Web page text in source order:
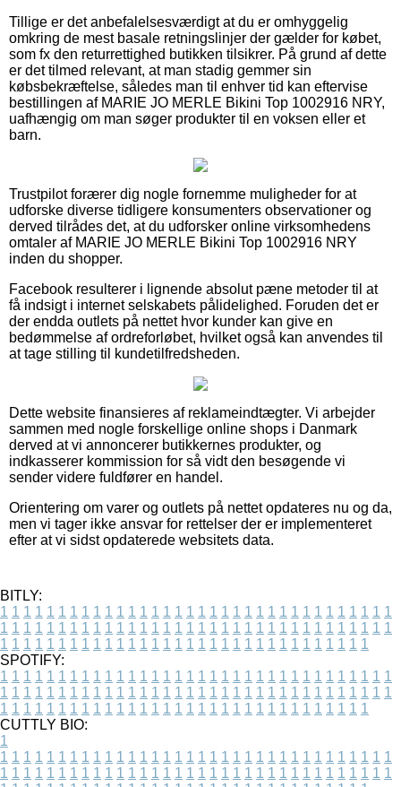
Tillige er det anbefalelsesværdigt at du er omhyggelig
omkring de mest basale retningslinjer der gælder for købet,
som fx den returrettighed butikken tilsikrer. På grund af dette
er det tilmed relevant, at man stadig gemmer sin
købsbekræftelse, således man til enhver tid kan eftervise
bestillingen af MARIE JO MERLE Bikini Top 1002916 NRY,
uafhængig om man søger produkter til en voksen eller et
barn.
Trustpilot forærer dig nogle fornemme muligheder for at
udforske diverse tidligere konsumenters observationer og
derved tilrådes det, at du udforsker online virksomhedens
omtaler af MARIE JO MERLE Bikini Top 1002916 NRY
inden du shopper.
Facebook resulterer i lignende absolut pæne metoder til at
få indsigt i internet selskabets pålidelighed. Foruden det er
der endda outlets på nettet hvor kunder kan give en
bedømmelse af ordreforløbet, hvilket også kan anvendes til
at tage stilling til kundetilfredsheden.
Dette website finansieres af reklameindtægter. Vi arbejder
sammen med nogle forskellige online shops i Danmark
derved at vi annoncerer butikkernes produkter, og
indkasserer kommission for så vidt den besøgende vi
sender videre fuldfører en handel.
Orientering om varer og outlets på nettet opdateres nu og da,
men vi tager ikke ansvar for rettelser der er implementeret
efter at vi sidst opdaterede websitets data.
BITLY:
1 1 1 1 1 1 1 1 1 1 1 1 1 1 1 1 1 1 1 1 1 1 1 1 1 1 1 1 1 1 1 1 1 1
1 1 1 1 1 1 1 1 1 1 1 1 1 1 1 1 1 1 1 1 1 1 1 1 1 1 1 1 1 1 1 1 1 1
1 1 1 1 1 1 1 1 1 1 1 1 1 1 1 1 1 1 1 1 1 1 1 1 1 1 1 1 1 1 1 1
SPOTIFY:
1 1 1 1 1 1 1 1 1 1 1 1 1 1 1 1 1 1 1 1 1 1 1 1 1 1 1 1 1 1 1 1 1 1
1 1 1 1 1 1 1 1 1 1 1 1 1 1 1 1 1 1 1 1 1 1 1 1 1 1 1 1 1 1 1 1 1 1
1 1 1 1 1 1 1 1 1 1 1 1 1 1 1 1 1 1 1 1 1 1 1 1 1 1 1 1 1 1 1 1
CUTTLY BIO:
1
1 1 1 1 1 1 1 1 1 1 1 1 1 1 1 1 1 1 1 1 1 1 1 1 1 1 1 1 1 1 1 1 1 1
1 1 1 1 1 1 1 1 1 1 1 1 1 1 1 1 1 1 1 1 1 1 1 1 1 1 1 1 1 1 1 1 1 1